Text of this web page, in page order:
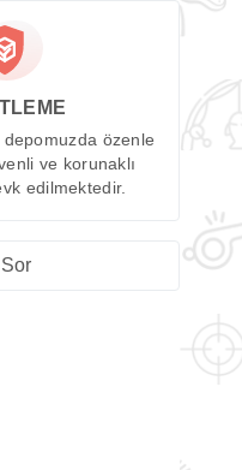
özenle
ve korunaklı
edilmektedir.
Sor